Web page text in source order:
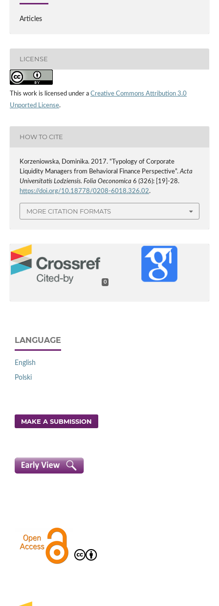
Articles
LICENSE
This work is licensed under a Creative Commons Attribution 3.0
Unported License.
HOW TO CITE
Korzeniowska, Dominika. 2017. “Typology of Corporate
Liquidity Managers from Behavioral Finance Perspective”.Acta
Universitatis Lodziensis. Folia Oeconomica 6 (326): [19]-28.
https://doi.org/10.18778/0208-6018.326.02.
MORE CITATION FORMATS
0
LANGUAGE
English
Polski
MAKE A SUBMISSION